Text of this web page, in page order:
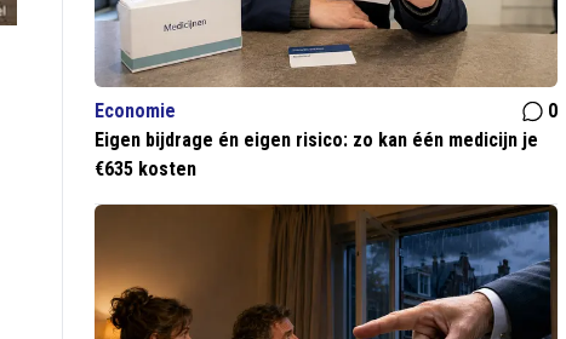
Economie
0
Eigen bijdrage én eigen risico: zo kan één medicijn je
€635 kosten